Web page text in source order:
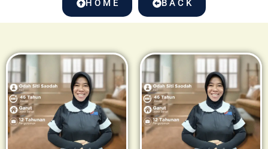
H O M E B A C K